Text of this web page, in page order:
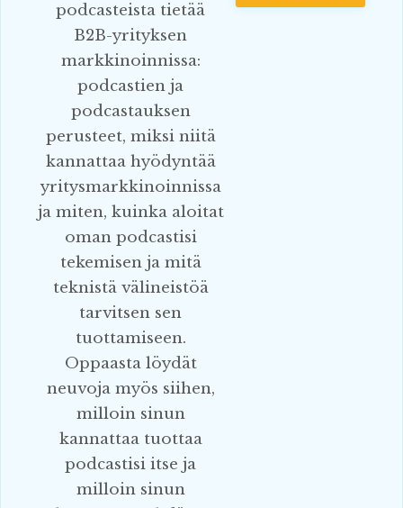
podcasteista tietää
B2B-yrityksen
markkinoinnissa:
podcastien ja
podcastauksen
perusteet, miksi niitä
kannattaa hyödyntää
yritysmarkkinoinnissa
ja miten, kuinka aloitat
oman podcastisi
tekemisen ja mitä
teknistä välineistöä
tarvitsen sen
tuottamiseen.
Oppaasta löydät
neuvoja myös siihen,
milloin sinun
kannattaa tuottaa
podcastisi itse ja
milloin sinun